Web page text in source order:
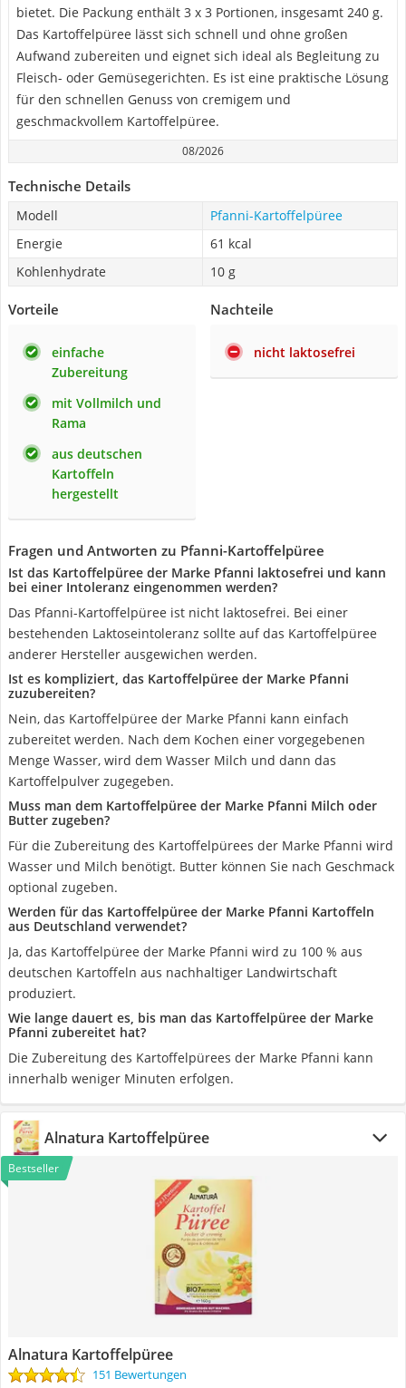
bietet. Die Packung enthält 3 x 3 Portionen, insgesamt 240 g.
Das Kartoffelpüree lässt sich schnell und ohne großen
Aufwand zubereiten und eignet sich ideal als Begleitung zu
Fleisch- oder Gemüsegerichten. Es ist eine praktische Lösung
für den schnellen Genuss von cremigem und
geschmackvollem Kartoffelpüree.
08/2026
Technische Details
Modell
Pfanni-Kartoffelpüree
Energie
61 kcal
Kohlenhydrate
10 g
Vorteile
einfache
Zubereitung
mit Vollmilch und
Rama
aus deutschen
Kartoffeln
hergestellt
Nachteile
nicht laktosefrei
Fragen und Antworten zu Pfanni-Kartoffelpüree
Ist das Kartoffelpüree der Marke Pfanni laktosefrei und kann
bei einer Intoleranz eingenommen werden?
Das Pfanni-Kartoffelpüree ist nicht laktosefrei. Bei einer
bestehenden Laktoseintoleranz sollte auf das Kartoffelpüree
anderer Hersteller ausgewichen werden.
Ist es kompliziert, das Kartoffelpüree der Marke Pfanni
zuzubereiten?
Nein, das Kartoffelpüree der Marke Pfanni kann einfach
zubereitet werden. Nach dem Kochen einer vorgegebenen
Menge Wasser, wird dem Wasser Milch und dann das
Kartoffelpulver zugegeben.
Muss man dem Kartoffelpüree der Marke Pfanni Milch oder
Butter zugeben?
Für die Zubereitung des Kartoffelpürees der Marke Pfanni wird
Wasser und Milch benötigt. Butter können Sie nach Geschmack
optional zugeben.
Werden für das Kartoffelpüree der Marke Pfanni Kartoffeln
aus Deutschland verwendet?
Ja, das Kartoffelpüree der Marke Pfanni wird zu 100 % aus
deutschen Kartoffeln aus nachhaltiger Landwirtschaft
produziert.
Wie lange dauert es, bis man das Kartoffelpüree der Marke
Pfanni zubereitet hat?
Die Zubereitung des Kartoffelpürees der Marke Pfanni kann
innerhalb weniger Minuten erfolgen.
Alnatura Kartoffelpüree
Bestseller
Alnatura Kartoffelpüree
151 Bewertungen